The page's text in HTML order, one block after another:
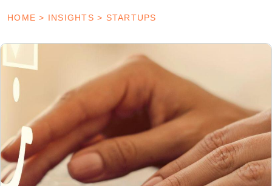
HOME > INSIGHTS > STARTUPS